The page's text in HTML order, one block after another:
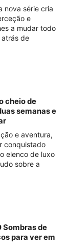
nova série cria
e
a mudar todo
atrás de
cheio de
semanas e
e aventura,
conquistado
elenco de luxo
sobre a
Sombras de
para ver em